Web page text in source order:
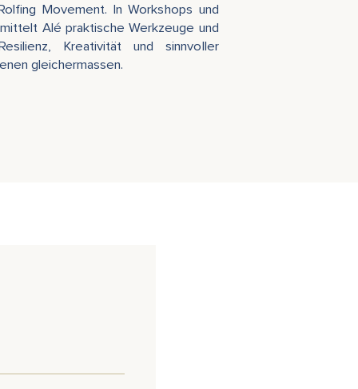
Movement. In Workshops und
Alé praktische Werkzeuge und
Kreativität und sinnvoller
gleichermassen.